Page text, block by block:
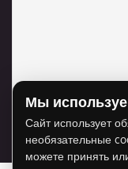
Для
Мы
Сайт использует
необязательные
можете принять